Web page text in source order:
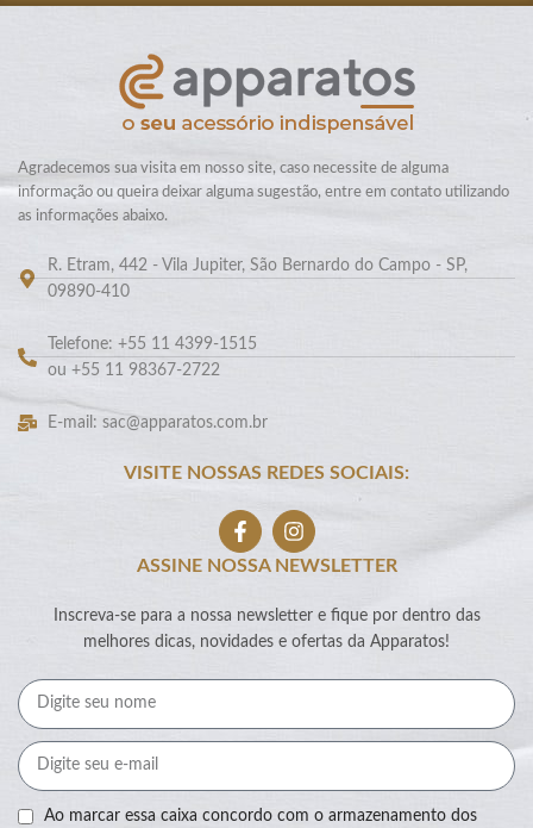
Agradecemos sua visita em nosso site, caso necessite de alguma
informação ou queira deixar alguma sugestão, entre em contato utilizando
as informações abaixo.
R. Etram, 442 - Vila Jupiter, São Bernardo do Campo - SP,
09890-410
Telefone: +55 11 4399-1515
ou +55 11 98367-2722
E-mail: sac@apparatos.com.br
VISITE NOSSAS REDES SOCIAIS:
ASSINE NOSSA NEWSLETTER
Inscreva-se para a nossa newsletter e fique por dentro das
melhores dicas, novidades e ofertas da Apparatos!
Ao marcar essa caixa concordo com o armazenamento dos